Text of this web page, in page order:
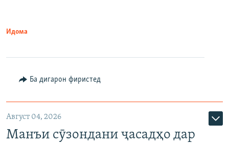
Идома
Ба дигарон фиристед
Август 04, 2026
Манъи сӯзондани ҷасадҳо дар